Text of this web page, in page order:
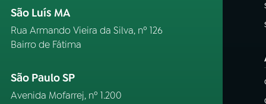
São Luís MA
Rua Armando Vieira da Silva, nº 126
Bairro de Fátima
São Paulo SP
Avenida Mofarrej, nº 1.200